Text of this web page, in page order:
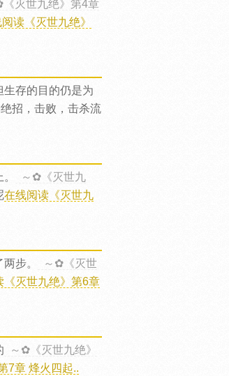
《灭世九绝》第4章
读《灭世九绝》
生存的目的仍是为
招，击败，击杀流
～✿《灭世九
在线阅读《灭世九
步。
～✿《灭世
《灭世九绝》第6章
～✿《灭世九绝》
7章 烽火四起..